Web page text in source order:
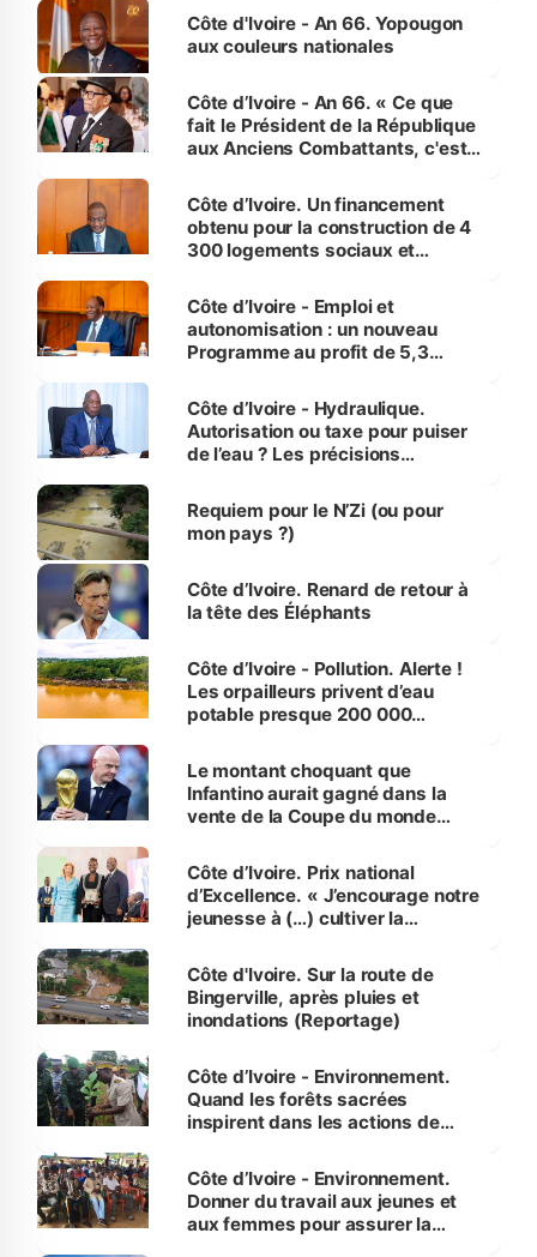
l'Etat de droit pour préserver les
vies humaines »
Côte d'Ivoire - An 66. Yopougon
aux couleurs nationales
Côte d’Ivoire - An 66. « Ce que
fait le Président de la République
aux Anciens Combattants, c'est
Côte d’Ivoire. Un financement
obtenu pour la construction de 4
300 logements sociaux et
et Yamoussoukro
Côte d’Ivoire - Emploi et
autonomisation : un nouveau
Programme au profit de 5,3
Côte d’Ivoire - Hydraulique.
Autorisation ou taxe pour puiser
de l’eau ? Les précisions
Requiem pour le N’Zi (ou pour
mon pays ?)
Côte d’Ivoire. Renard de retour à
la tête des Éléphants
Côte d’Ivoire - Pollution. Alerte !
Les orpailleurs privent d’eau
potable presque 200 000
Le montant choquant que
Infantino aurait gagné dans la
vente de la Coupe du monde
Côte d’Ivoire. Prix national
d’Excellence. « J’encourage notre
jeunesse à (…) cultiver la
(Alassane Ouattara
Côte d'Ivoire. Sur la route de
Bingerville, après pluies et
inondations (Reportage)
Côte d’Ivoire - Environnement.
Quand les forêts sacrées
inspirent dans les actions de
Côte d’Ivoire - Environnement.
Donner du travail aux jeunes et
aux femmes pour assurer la